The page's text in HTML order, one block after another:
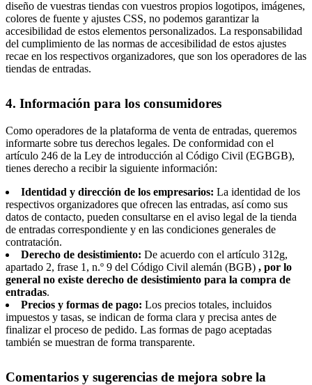
diseño de vuestras tiendas con vuestros propios logotipos, imágenes,
colores de fuente y ajustes CSS, no podemos garantizar la
accesibilidad de estos elementos personalizados. La responsabilidad
del cumplimiento de las normas de accesibilidad de estos ajustes
recae en los respectivos organizadores, que son los operadores de las
tiendas de entradas.
4. Información para los consumidores
Como operadores de la plataforma de venta de entradas, queremos
informarte sobre tus derechos legales. De conformidad con el
artículo 246 de la Ley de introducción al Código Civil (EGBGB),
tienes derecho a recibir la siguiente información:
Identidad y dirección de los empresarios: La identidad de los
respectivos organizadores que ofrecen las entradas, así como sus
datos de contacto, pueden consultarse en el aviso legal de la tienda
de entradas correspondiente y en las condiciones generales de
contratación.
Derecho de desistimiento: De acuerdo con el artículo 312g,
apartado 2, frase 1, n.º 9 del Código Civil alemán (BGB) , por lo
general no existe derecho de desistimiento para la compra de
entradas.
Precios y formas de pago: Los precios totales, incluidos
impuestos y tasas, se indican de forma clara y precisa antes de
finalizar el proceso de pedido. Las formas de pago aceptadas
también se muestran de forma transparente.
Comentarios y sugerencias de mejora sobre la